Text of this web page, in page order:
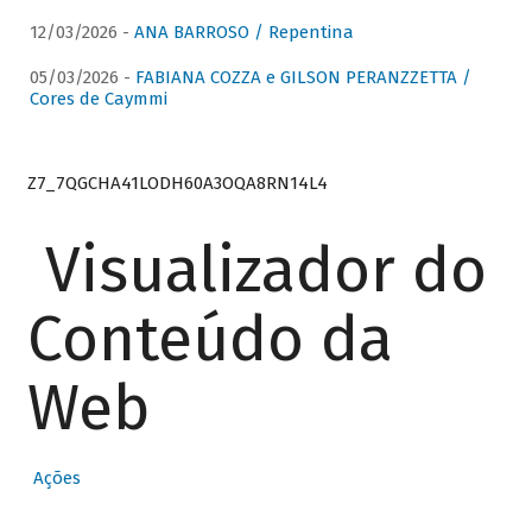
12/03/2026 - ANA BARROSO / Repentina
05/03/2026 - FABIANA COZZA e GILSON PERANZZETTA /
Cores de Caymmi
Z7_7QGCHA41LODH60A3OQA8RN14L4
Visualizador do
Conteúdo da
Web
Ações